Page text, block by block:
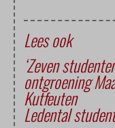
Lees ook
‘Zeven
ontgroening
Kutfeuten
Ledental